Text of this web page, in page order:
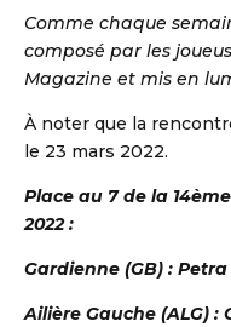
Comme chaque
composé par les
Magazine et mis en
À noter que la
le 23 mars 2022.
Place au 7 de la
2022 :
Gardienne (GB) :
Ailière Gauche (ALG) :